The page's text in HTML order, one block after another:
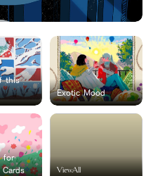
this
Exotic Mood
for
ViewAll